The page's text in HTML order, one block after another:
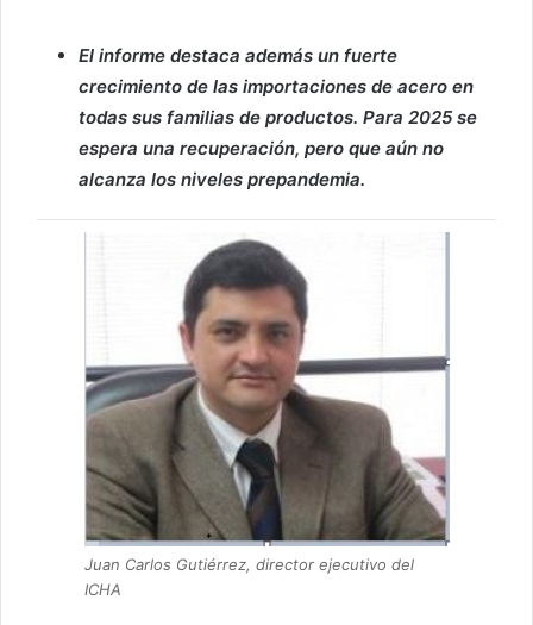
El informe destaca además un fuerte
crecimiento de las importaciones de acero en
todas sus familias de productos. Para 2025 se
espera una recuperación, pero que aún no
alcanza los niveles prepandemia.
Juan Carlos Gutiérrez, director ejecutivo del
ICHA